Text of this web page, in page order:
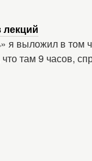
лекций
я выложил в том
там 9 часов,